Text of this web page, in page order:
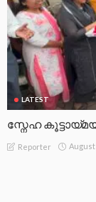
LATEST
സ്നേഹ
Reporter August